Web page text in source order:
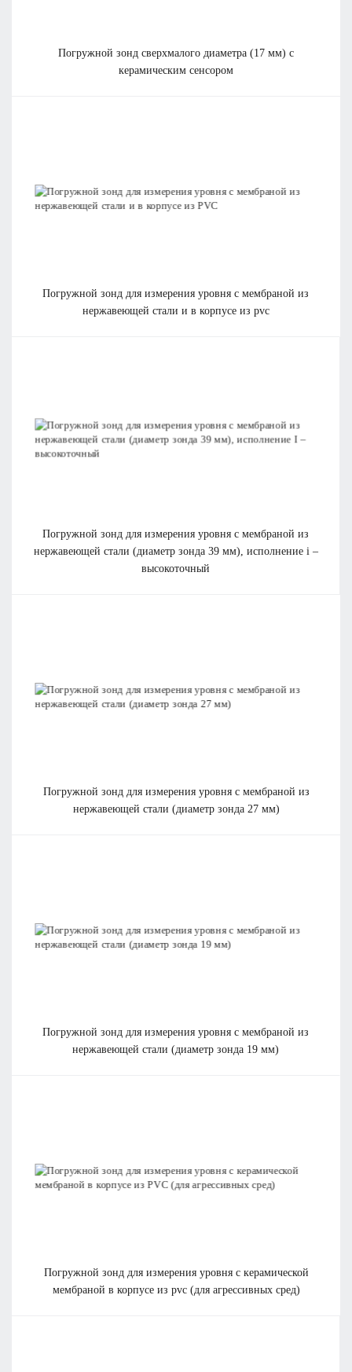
погружной зонд сверхмалого диаметра (17 мм) с
керамическим сенсором
погружной зонд для измерения уровня с мембраной из
нержавеющей стали и в корпусе из pvc
погружной зонд для измерения уровня с мембраной из
нержавеющей стали (диаметр зонда 39 мм), исполнение i –
высокоточный
погружной зонд для измерения уровня с мембраной из
нержавеющей стали (диаметр зонда 27 мм)
погружной зонд для измерения уровня с мембраной из
нержавеющей стали (диаметр зонда 19 мм)
погружной зонд для измерения уровня с керамической
мембраной в корпусе из pvc (для агрессивных сред)